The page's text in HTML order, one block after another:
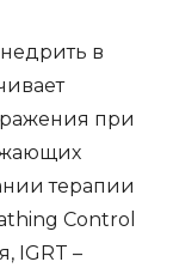
в
при
терапии
Control
IGRT –